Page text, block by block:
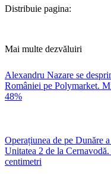
Distribuie pagina:
Mai multe dezvăluiri
Alexandru Nazare se
României pe Polymarket.
48%
Operațiunea de pe Dunăre
Unitatea 2 de la
centimetri